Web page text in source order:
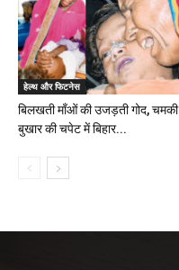
हेल्थ और फिटनेस
बिलखती माँओं की उजड़ती गोद, चमकी
बुखार की चपेट में बिहार...